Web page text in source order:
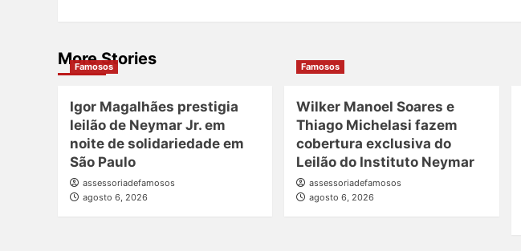
More Stories
Famosos
Igor Magalhães prestigia
leilão de Neymar Jr. em
noite de solidariedade em
São Paulo
assessoriadefamosos
agosto 6, 2026
Famosos
Wilker Manoel Soares e
Thiago Michelasi fazem
cobertura exclusiva do
Leilão do Instituto Neymar
assessoriadefamosos
agosto 6, 2026